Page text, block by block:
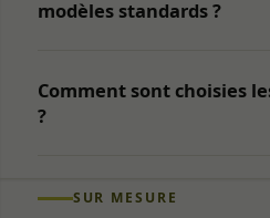
modèles standards ?
Comment sont choisies
?
SUR MESURE